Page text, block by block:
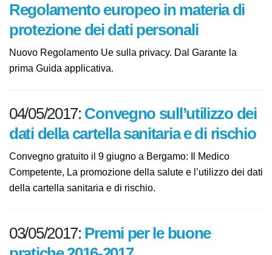
Regolamento europeo in materia di
protezione dei dati personali
Nuovo Regolamento Ue sulla privacy. Dal Garante la
prima Guida applicativa.
04/05/2017: Convegno sull’utilizzo dei
dati della cartella sanitaria e di rischio
Convegno gratuito il 9 giugno a Bergamo: Il Medico
Competente, La promozione della salute e l’utilizzo dei dati
della cartella sanitaria e di rischio.
03/05/2017: Premi per le buone